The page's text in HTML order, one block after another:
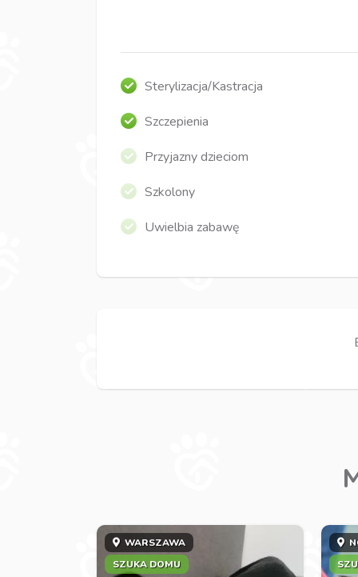
Sterylizacja/Kastracja
Szczepienia
Przyjazny dzieciom
Szkolony
Uwielbia zabawę
WARSZAWA
SZUKA DOMU